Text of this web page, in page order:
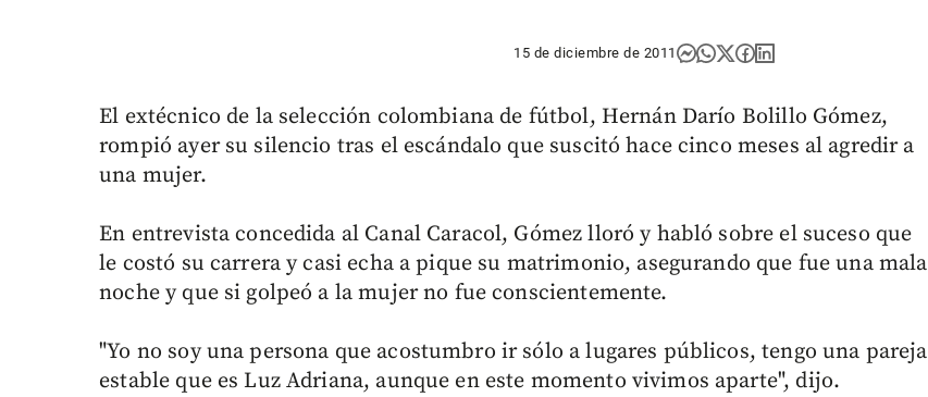
15 de diciembre de 2011
El extécnico de la selección colombiana de fútbol, Hernán Darío Bolillo Gómez,
rompió ayer su silencio tras el escándalo que suscitó hace cinco meses al agredir a
una mujer.
En entrevista concedida al Canal Caracol, Gómez lloró y habló sobre el suceso que
le costó su carrera y casi echa a pique su matrimonio, asegurando que fue una mala
noche y que si golpeó a la mujer no fue conscientemente.
"Yo no soy una persona que acostumbro ir sólo a lugares públicos, tengo una pareja
estable que es Luz Adriana, aunque en este momento vivimos aparte", dijo.